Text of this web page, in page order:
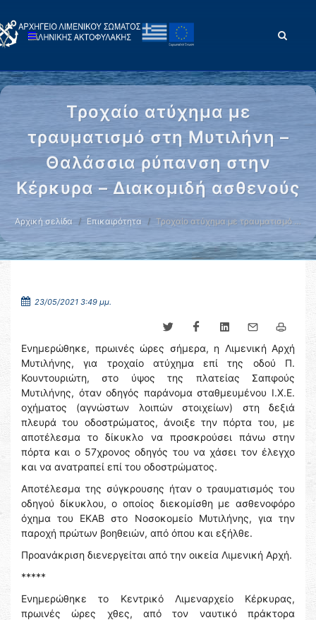
Τροχαίο ατύχημα με
τραυματισμό στη Μυτιλήνη –
Θαλάσσια ρύπανση στην
Κέρκυρα – Διακομιδή ασθενούς
Αρχική σελίδα Επικαιρότητα Τροχαίο ατύχημα με τραυματισμό …
23/05/2021 3:49 μμ.
Ενημερώθηκε, πρωινές ώρες σήμερα, η Λιμενική Αρχή
Μυτιλήνης, για τροχαίο ατύχημα επί της οδού Π.
Κουντουριώτη, στο ύψος της πλατείας Σαπφούς
Μυτιλήνης, όταν οδηγός παράνομα σταθμευμένου Ι.Χ.Ε.
οχήματος (αγνώστων λοιπών στοιχείων) στη δεξιά
πλευρά του οδοστρώματος, άνοιξε την πόρτα του, με
αποτέλεσμα το δίκυκλο να προσκρούσει πάνω στην
πόρτα και ο 57χρονος οδηγός του να χάσει τον έλεγχο
και να ανατραπεί επί του οδοστρώματος.
Αποτέλεσμα της σύγκρουσης ήταν ο τραυματισμός του
οδηγού δίκυκλου, ο οποίος διεκομίσθη με ασθενοφόρο
όχημα του ΕΚΑΒ στο Νοσοκομείο Μυτιλήνης, για την
παροχή πρώτων βοηθειών, από όπου και εξήλθε.
Προανάκριση διενεργείται από την οικεία Λιμενική Αρχή.
*****
Ενημερώθηκε το Κεντρικό Λιμεναρχείο Κέρκυρας,
πρωινές ώρες χθες, από τον ναυτικό πράκτορα